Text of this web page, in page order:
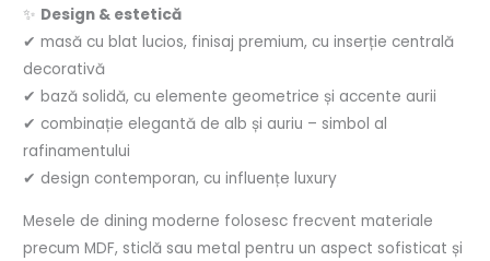
✨ Design & estetică
✔ masă cu blat lucios, finisaj premium, cu inserție centrală
decorativă
✔ bază solidă, cu elemente geometrice și accente aurii
✔ combinație elegantă de alb și auriu – simbol al
rafinamentului
✔ design contemporan, cu influențe luxury
Mesele de dining moderne folosesc frecvent materiale
precum MDF, sticlă sau metal pentru un aspect sofisticat și